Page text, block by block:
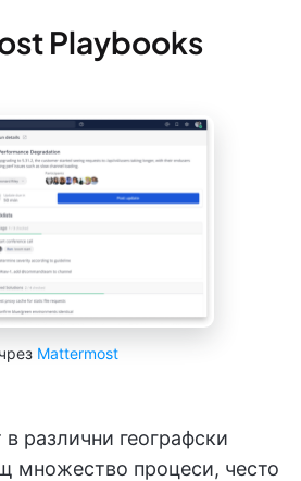
Playbooks
чрез Mattermost
различни географски
множество процеси, често